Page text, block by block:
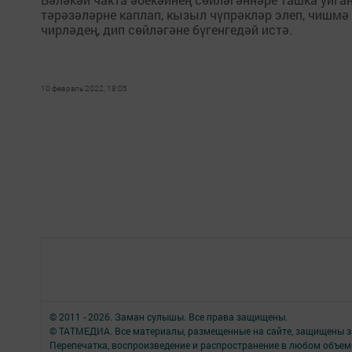
тәрәзәләрне каплап, кызыл чүпрәкләр элеп,
чирләдең, дип сөйләгәне бүгенгедәй истә.
10 февраль 2022, 18:05
© 2011 - 2026. Заман сулышы. Все права защищены.
© ТАТМЕДИА. Все материалы, размещенные на сайте, защищены
Перепечатка, воспроизведение и распространение в любом